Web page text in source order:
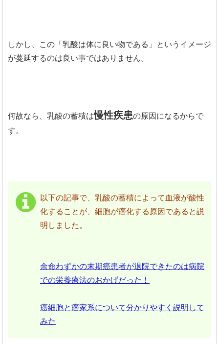
しかし、この「乳酸は体に良い物である」というイメージ
が蔓延するのは良い事ではありません。
何故なら、乳酸の蓄積は慢性疾患の原因になるからで
す。
以下の記事で、乳酸の蓄積によって血液が酸性
化することが、細胞が癌化する原因であると説
明しました。
余命わずかの末期癌患者が退院できたのは病院
での栄養療法のおかげだった！
癌細胞と癌家系について分かりやすく説明して
みた